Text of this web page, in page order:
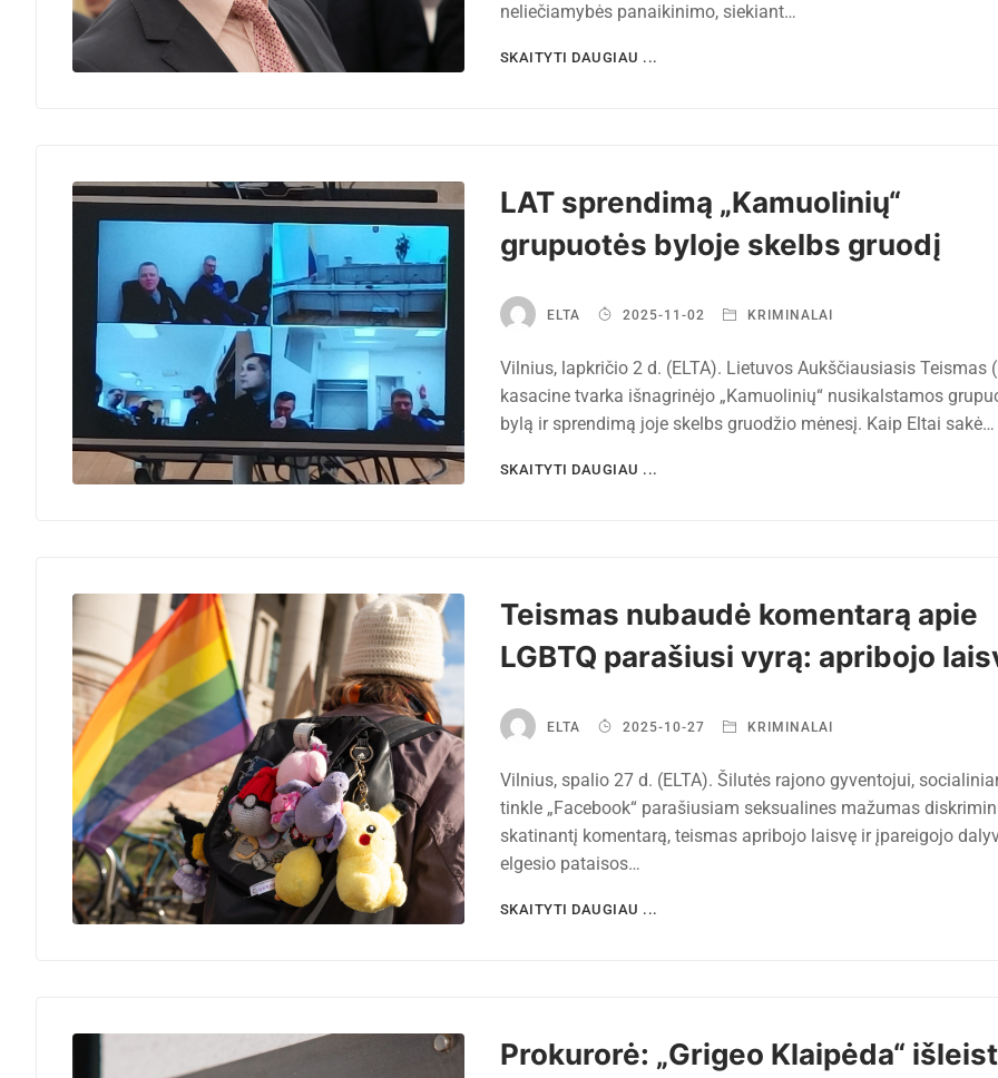
neliečiamybės panaikinimo, siekiant…
SKAITYTI DAUGIAU ...
LAT sprendimą „Kamuolinių“
grupuotės byloje skelbs gruodį
ELTA 2025-11-02 KRIMINALAI
Vilnius, lapkričio 2 d. (ELTA). Lietuvos Aukščiausiasis Teismas
kasacine tvarka išnagrinėjo „Kamuolinių“ nusikalstamos
bylą ir sprendimą joje skelbs gruodžio mėnesį. Kaip Eltai sakė…
SKAITYTI DAUGIAU ...
Teismas nubaudė komentarą apie
LGBTQ parašiusi vyrą: apribojo
ELTA 2025-10-27 KRIMINALAI
Vilnius, spalio 27 d. (ELTA). Šilutės rajono gyventojui,
tinkle „Facebook“ parašiusiam seksualines mažumas
skatinantį komentarą, teismas apribojo laisvę ir įpareigojo
elgesio pataisos…
SKAITYTI DAUGIAU ...
Prokurorė: „Grigeo Klaipėda“